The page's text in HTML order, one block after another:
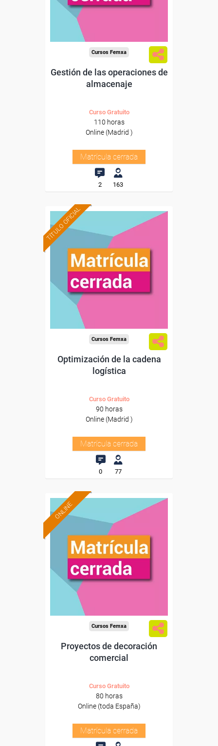
Cursos Femxa
Gestión de las operaciones de
almacenaje
Curso Gratuito
110 horas
Online (Madrid )
Matrícula cerrada
2 163
TÍTULO OFICIAL
Cursos Femxa
Optimización de la cadena
logística
Curso Gratuito
90 horas
Online (Madrid )
Matrícula cerrada
0 77
ONLINE
Cursos Femxa
Proyectos de decoración
comercial
Curso Gratuito
80 horas
Online (toda España)
Matrícula cerrada